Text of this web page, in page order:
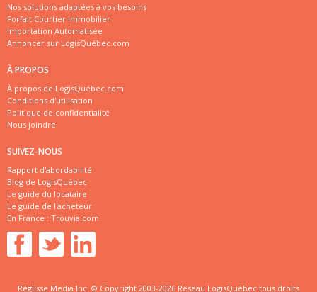
Nos solutions adaptées à vos besoins
Forfait Courtier Immobilier
Importation Automatisée
Annoncer sur LogisQuébec.com
À PROPOS
À propos de LogisQuébec.com
Conditions d'utilisation
Politique de confidentialité
Nous joindre
SUIVEZ-NOUS
Rapport d'abordabilité
Blog de LogisQuébec
Le guide du locataire
Le guide de l'acheteur
En France : Trouvia.com
Réglisse Media Inc. © Copyright 2003-2026 Réseau LogisQuébec tous droits